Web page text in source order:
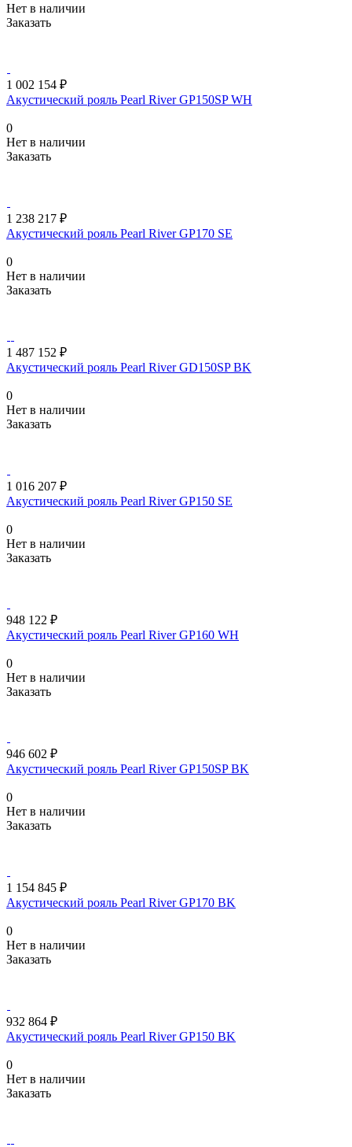
Нет в наличии
Заказать
1 002 154 ₽
Акустический рояль Pearl River GP150SP WH
0
Нет в наличии
Заказать
1 238 217 ₽
Акустический рояль Pearl River GP170 SE
0
Нет в наличии
Заказать
1 487 152 ₽
Акустический рояль Pearl River GD150SP BK
0
Нет в наличии
Заказать
1 016 207 ₽
Акустический рояль Pearl River GP150 SE
0
Нет в наличии
Заказать
948 122 ₽
Акустический рояль Pearl River GP160 WH
0
Нет в наличии
Заказать
946 602 ₽
Акустический рояль Pearl River GP150SP BK
0
Нет в наличии
Заказать
1 154 845 ₽
Акустический рояль Pearl River GP170 BK
0
Нет в наличии
Заказать
932 864 ₽
Акустический рояль Pearl River GP150 BK
0
Нет в наличии
Заказать